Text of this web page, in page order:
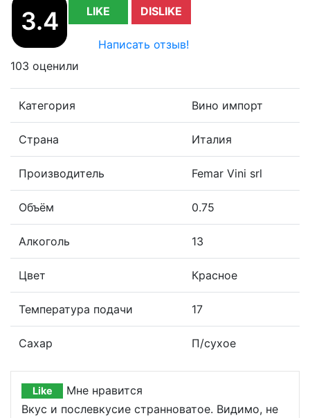
3.4 LIKE DISLIKE
Написать отзыв!
103 оценили
Категория Вино импорт
Страна Италия
Производитель Femar Vini srl
Объём 0.75
Алкоголь 13
Цвет Красное
Температура подачи 17
Сахар П/сухое
Like
Мне нравится
Вкус и послевкусие странноватое. Видимо, не